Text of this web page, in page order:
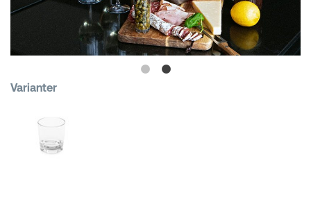
Kundkorgar
Varianter